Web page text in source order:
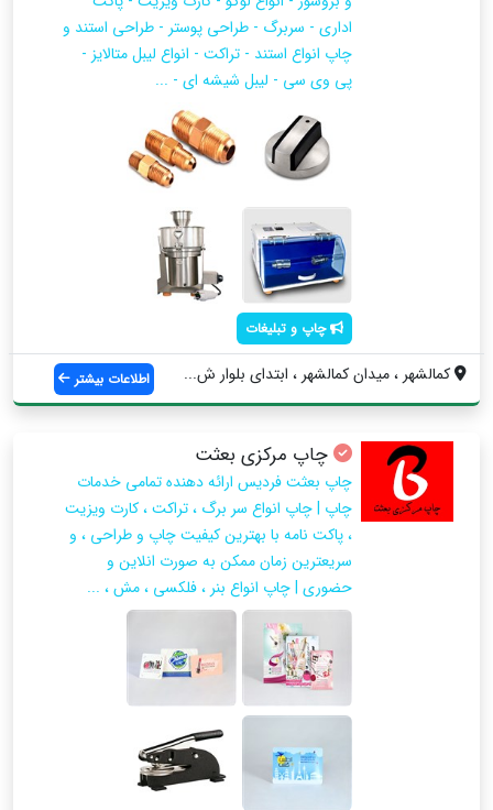
اداری - سربرگ - طراحی پوستر - طراحی استند و
چاپ انواع استند - تراکت - انواع لیبل متالایز -
پی وی سی - لیبل شیشه ای - ...
چاپ و تبلیغات
کمالشهر ، میدان کمالشهر ، ابتدای بلوار ش... اطلاعات بیشتر
چاپ مرکزی بعثت
چاپ بعثت فردیس ارائه دهنده تمامی خدمات
چاپ | چاپ انواع سر برگ ، تراکت ، کارت ویزیت
، پاکت نامه با بهترین کیفیت چاپ و طراحی ، و
سریعترین زمان ممکن به صورت انلاین و
حضوری | چاپ انواع بنر ، فلکسی ، مش ، ...